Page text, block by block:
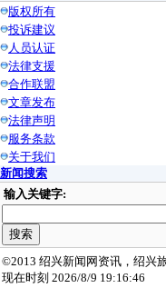
版权所有
投诉建议
人员认证
法律支援
合作联盟
文章发布
法律声明
服务条款
关于我们
新闻搜索
输入关键字:
©2013 绍兴新闻网资讯，绍兴
现在时刻 2026/8/9 19:16:46